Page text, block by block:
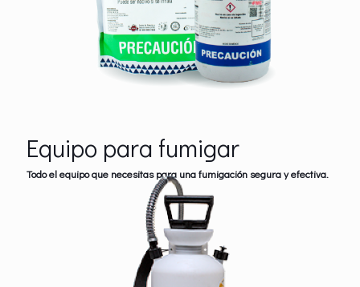
Equipo para fumigar
Todo el equipo que necesitas para una fumigación segura y efectiva.